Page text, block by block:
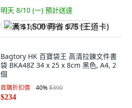
明天 8/10 (一) 預計送達
满 $1,500 再省 $75 (王道卡)
Bagtory HK 百寶袋王 高清拉鍊文件書
袋 BKA48Z 34 x 25 x 8cm 黑色, A4, 2
個
首購折扣價 40%$390
$234